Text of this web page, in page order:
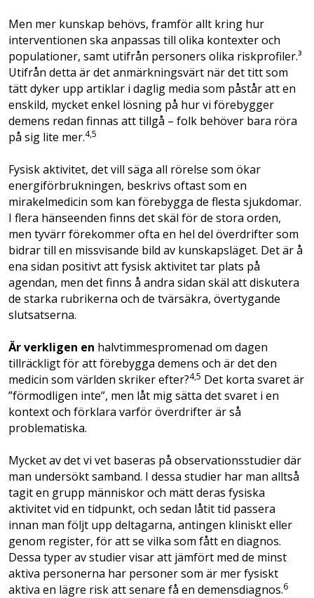
Men mer kunskap behövs, framför allt kring hur
interventionen ska anpassas till olika kontexter och
populationer, samt utifrån personers olika riskprofiler.³
Utifrån detta är det anmärkningsvärt när det titt som
tätt dyker upp artiklar i daglig media som påstår att en
enskild, mycket enkel lösning på hur vi förebygger
demens redan finnas att tillgå – folk behöver bara röra
på sig lite mer.4,5
Fysisk aktivitet, det vill säga all rörelse som ökar
energiförbrukningen, beskrivs oftast som en
mirakelmedicin som kan förebygga de flesta sjukdomar.
I flera hän­seenden finns det skäl för de stora orden,
men tyvärr förekommer ofta en hel del överdrifter som
bidrar till en missvisande bild av kunskapsläget. Det är å
ena sidan positivt att fysisk aktivitet tar plats på
agendan, men det finns å andra sidan skäl att diskutera
de starka rubrikerna och de tvärsäkra, övertygande
slutsatserna.
Är verkligen en halvtimmespromenad om dagen
tillräckligt för att förebygga demens och är det den
medicin som världen skriker efter?4,5 Det korta svaret är
”förmodligen inte”, men låt mig sätta det svaret i en
kontext och förklara varför överdrifter är så
problematiska.
Mycket av det vi vet baseras på observationsstudier där
man undersökt samband. I dessa studier har man alltså
tagit en grupp människor och mätt deras fysiska
aktivitet vid en tidpunkt, och sedan låtit tid passera
innan man följt upp deltagarna, antingen kliniskt eller
genom register, för att se vilka som fått en diagnos.
Dessa typer av studier visar att jämfört med de minst
aktiva personerna har personer som är mer fysiskt
aktiva en lägre risk att senare få en demensdiagnos.6